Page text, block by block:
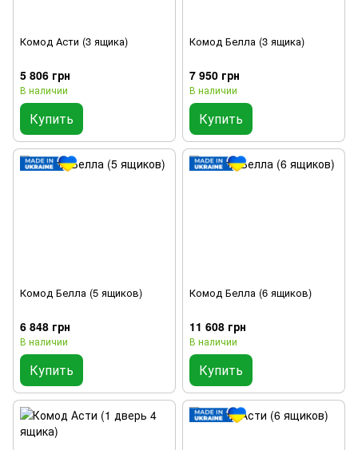
Комод Асти (3 ящика)
5 806 грн
В наличии
Купить
Комод Белла (3 ящика)
7 950 грн
В наличии
Купить
Комод Белла (5 ящиков)
6 848 грн
В наличии
Купить
Комод Белла (6 ящиков)
11 608 грн
В наличии
Купить